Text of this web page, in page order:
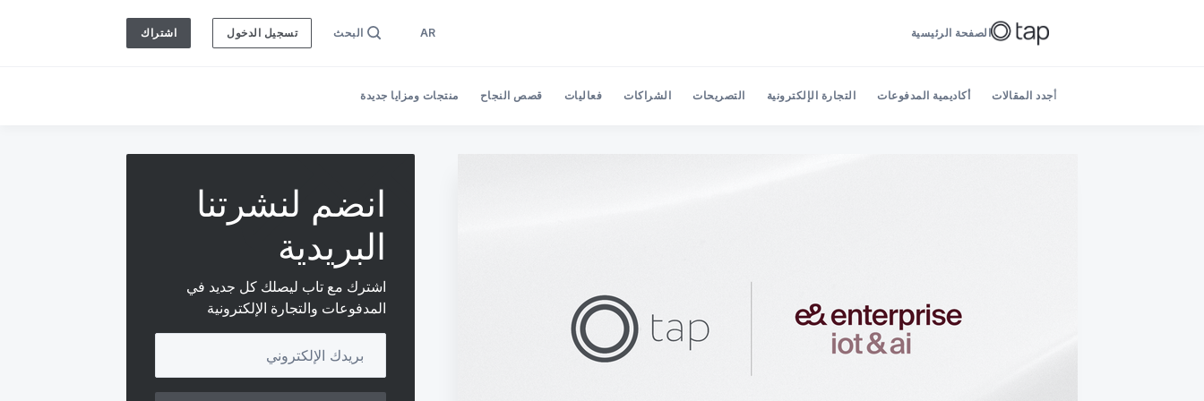
الصفحة الرئيسية
AR
البحث تسجيل الدخول اشتراك
أجدد المقالات أكاديمية المدفوعات التجارة الإلكترونية التصريحات الشراكات فعاليات قصص النجاح منتجات ومزايا جديدة
انضم لنشرتنا
البريدية
اشترك مع تاب ليصلك كل جديد في
المدفوعات والتجارة الإلكترونية